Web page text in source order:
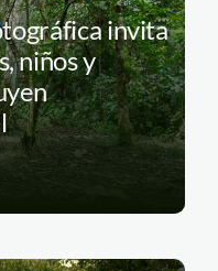
invita
niños y